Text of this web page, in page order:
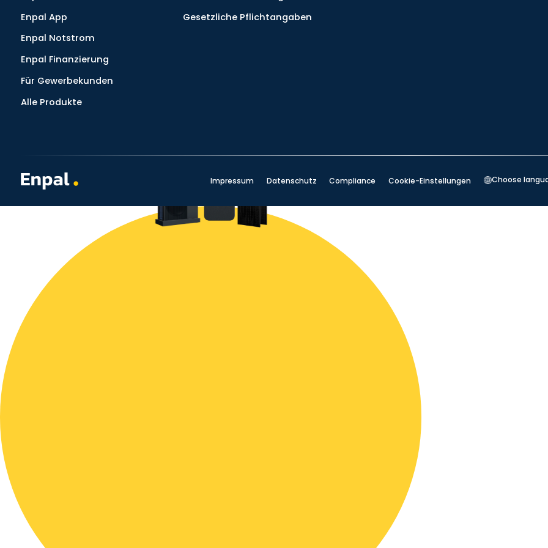
Enpal App
Enpal Notstrom
Enpal Finanzierung
Für Gewerbekunden
Alle Produkte
Gesetzliche Pflichtangaben
Impressum Datenschutz Compliance Cookie-Einstellungen Choose